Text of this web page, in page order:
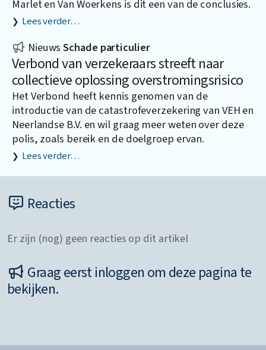
Marlet en Van Woerkens is dit een van de conclusies.
Lees verder…
NieuwsSchade particulier
Verbond van verzekeraars streeft naar
collectieve oplossing overstromingsrisico
Het Verbond heeft kennis genomen van de
introductie van de catastrofeverzekering van VEH en
Neerlandse B.V. en wil graag meer weten over deze
polis, zoals bereik en de doelgroep ervan.
Lees verder…
Reacties
Er zijn (nog) geen reacties op dit artikel
Graag eerst inloggen om deze pagina te
bekijken.